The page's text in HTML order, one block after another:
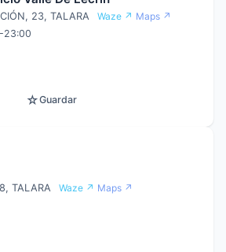
23, TALARA Waze ↗ Maps ↗
23:00
☆Guardar
TALARA Waze ↗ Maps ↗